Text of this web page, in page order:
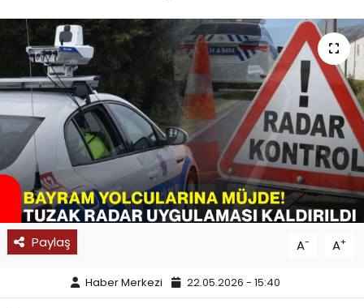
Paylaş A- A+
Haber Merkezi 22.05.2026 - 15:40
11:11 MANŞET